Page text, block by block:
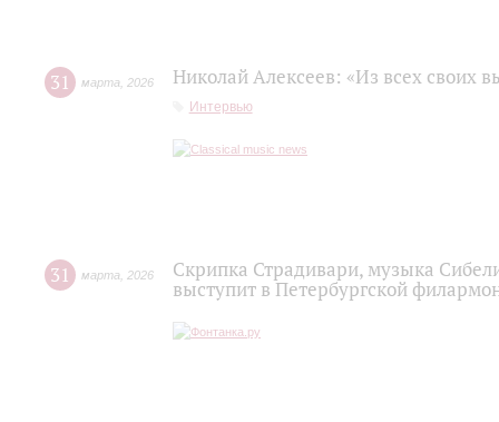
31 марта 2026 Николай Алексеев: «Из всех своих
Интервью
31 марта 2026
Скрипка Страдивари, музыка
выступит в Петербургской